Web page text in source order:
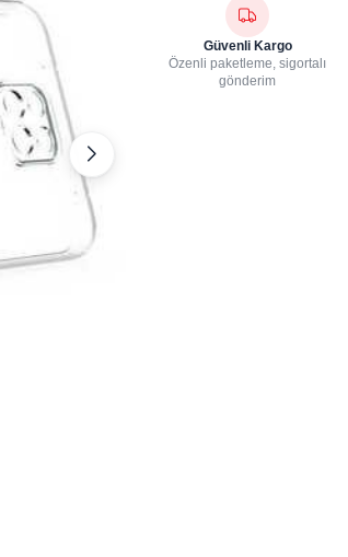
Güvenli Kargo
Özenli paketleme, sigortalı
gönderim